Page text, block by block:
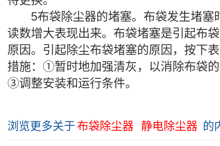
5布袋除尘器的堵塞。布袋发生堵塞
读数增大表现出来。布袋堵塞是引起布
原因。引起除尘布袋堵塞的原因，按下
措施：①暂时地加强清灰，以消除布袋
③调整安装和运行条件。
浏览更多关于 布袋除尘器 静电除尘器 的